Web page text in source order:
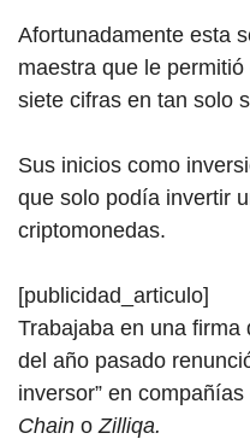
Afortunadamente esta
maestra que le
siete cifras en tan solo
Sus inicios como
que solo podía invertir
criptomonedas.
[publicidad_articulo]
Trabajaba en una
del año pasado
inversor” en
Chain oZilliqa.